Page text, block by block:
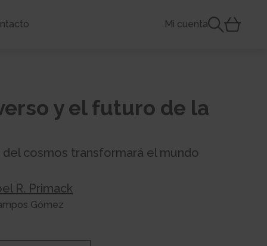
Mi cuenta
y el futuro de la
cosmos transformará el mundo
R. Primack
Gómez